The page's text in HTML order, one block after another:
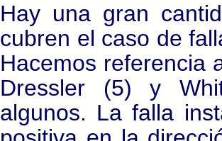
Hay una gran
cubren el caso de
Hacemos referencia
Dressler (5) y
algunos. La falla